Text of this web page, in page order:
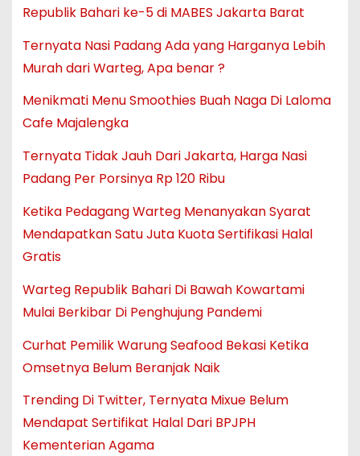
Republik Bahari ke-5 di MABES Jakarta Barat
Ternyata Nasi Padang Ada yang Harganya Lebih
Murah dari Warteg, Apa benar ?
Menikmati Menu Smoothies Buah Naga Di Laloma
Cafe Majalengka
Ternyata Tidak Jauh Dari Jakarta, Harga Nasi
Padang Per Porsinya Rp 120 Ribu
Ketika Pedagang Warteg Menanyakan Syarat
Mendapatkan Satu Juta Kuota Sertifikasi Halal
Gratis
Warteg Republik Bahari Di Bawah Kowartami
Mulai Berkibar Di Penghujung Pandemi
Curhat Pemilik Warung Seafood Bekasi Ketika
Omsetnya Belum Beranjak Naik
Trending Di Twitter, Ternyata Mixue Belum
Mendapat Sertifikat Halal Dari BPJPH
Kementerian Agama